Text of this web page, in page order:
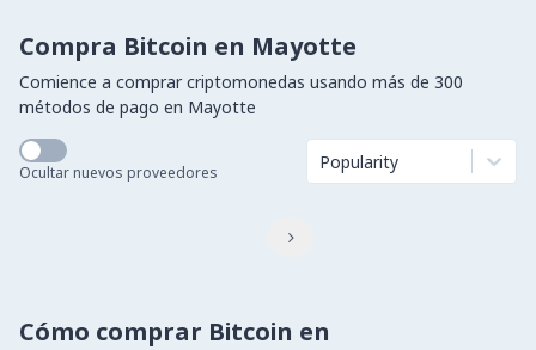
Compra Bitcoin en Mayotte
Comience a comprar criptomonedas usando más de 300
métodos de pago en Mayotte
Ocultar nuevos proveedores Popularity

Cómo comprar Bitcoin en